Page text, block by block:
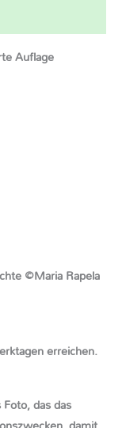
Auflage
©Maria Rapela
erreichen.
das das